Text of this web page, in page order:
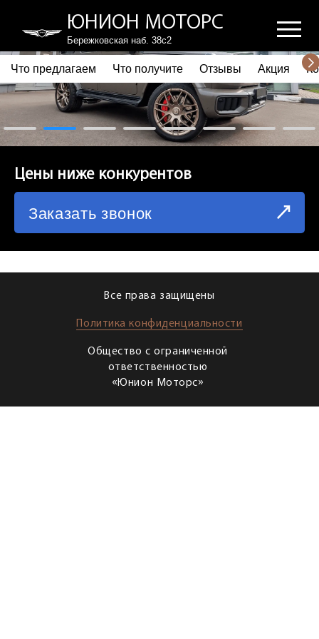
ЮНИОН МОТОРС
Бережковская наб. 38с2
ПОЧЕМУ ВЫБИРАЮТ НАС
ЧТО ПРЕДЛАГАЕМ
ЧТО ПОЛУЧИТЕ
СХЕМА ПРОЕЗДА
Что предлагаем Что получите Отзывы Акция
Цены ниже конкурентов
Заказать звонок
Все права защищены
Политика конфиденциальности
Общество с ограниченной
ответственностью
«Юнион Моторс»